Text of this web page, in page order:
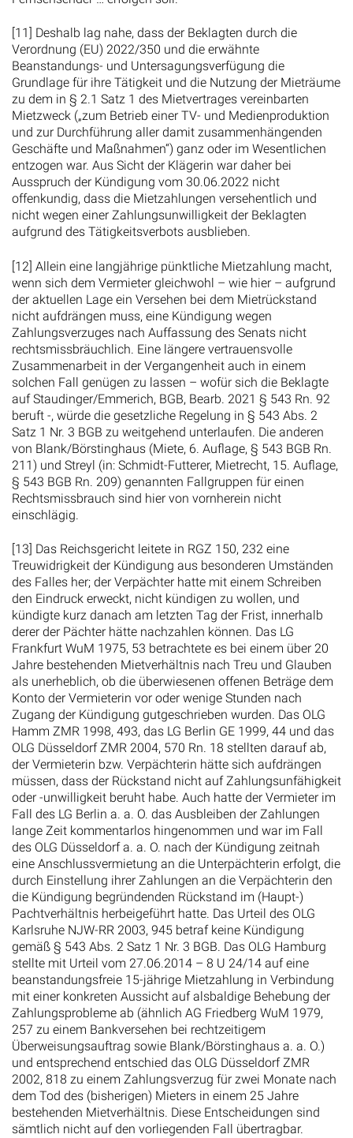
[11] Deshalb lag nahe, dass der Beklagten durch die
Verordnung (EU) 2022/350 und die erwähnte
Beanstandungs- und Untersagungsverfügung die
Grundlage für ihre Tätigkeit und die Nutzung der Mieträume
zu dem in § 2.1 Satz 1 des Mietvertrages vereinbarten
Mietzweck („zum Betrieb einer TV- und Medienproduktion
und zur Durchführung aller damit zusammenhängenden
Geschäfte und Maßnahmen“) ganz oder im Wesentlichen
entzogen war. Aus Sicht der Klägerin war daher bei
Ausspruch der Kündigung vom 30.06.2022 nicht
offenkundig, dass die Mietzahlungen versehentlich und
nicht wegen einer Zahlungsunwilligkeit der Beklagten
aufgrund des Tätigkeitsverbots ausblieben.
[12] Allein eine langjährige pünktliche Mietzahlung macht,
wenn sich dem Vermieter gleichwohl – wie hier – aufgrund
der aktuellen Lage ein Versehen bei dem Mietrückstand
nicht aufdrängen muss, eine Kündigung wegen
Zahlungsverzuges nach Auffassung des Senats nicht
rechtsmissbräuchlich. Eine längere vertrauensvolle
Zusammenarbeit in der Vergangenheit auch in einem
solchen Fall genügen zu lassen – wofür sich die Beklagte
auf Staudinger/Emmerich, BGB, Bearb. 2021 § 543 Rn. 92
beruft -, würde die gesetzliche Regelung in § 543 Abs. 2
Satz 1 Nr. 3 BGB zu weitgehend unterlaufen. Die anderen
von Blank/Börstinghaus (Miete, 6. Auflage, § 543 BGB Rn.
211) und Streyl (in: Schmidt-Futterer, Mietrecht, 15. Auflage,
§ 543 BGB Rn. 209) genannten Fallgruppen für einen
Rechtsmissbrauch sind hier von vornherein nicht
einschlägig.
[13] Das Reichsgericht leitete in RGZ 150, 232 eine
Treuwidrigkeit der Kündigung aus besonderen Umständen
des Falles her; der Verpächter hatte mit einem Schreiben
den Eindruck erweckt, nicht kündigen zu wollen, und
kündigte kurz danach am letzten Tag der Frist, innerhalb
derer der Pächter hätte nachzahlen können. Das LG
Frankfurt WuM 1975, 53 betrachtete es bei einem über 20
Jahre bestehenden Mietverhältnis nach Treu und Glauben
als unerheblich, ob die überwiesenen offenen Beträge dem
Konto der Vermieterin vor oder wenige Stunden nach
Zugang der Kündigung gutgeschrieben wurden. Das OLG
Hamm ZMR 1998, 493, das LG Berlin GE 1999, 44 und das
OLG Düsseldorf ZMR 2004, 570 Rn. 18 stellten darauf ab,
der Vermieterin bzw. Verpächterin hätte sich aufdrängen
müssen, dass der Rückstand nicht auf Zahlungsunfähigkeit
oder -unwilligkeit beruht habe. Auch hatte der Vermieter im
Fall des LG Berlin a. a. O. das Ausbleiben der Zahlungen
lange Zeit kommentarlos hingenommen und war im Fall
des OLG Düsseldorf a. a. O. nach der Kündigung zeitnah
eine Anschlussvermietung an die Unterpächterin erfolgt, die
durch Einstellung ihrer Zahlungen an die Verpächterin den
die Kündigung begründenden Rückstand im (Haupt-)
Pachtverhältnis herbeigeführt hatte. Das Urteil des OLG
Karlsruhe NJW-RR 2003, 945 betraf keine Kündigung
gemäß § 543 Abs. 2 Satz 1 Nr. 3 BGB. Das OLG Hamburg
stellte mit Urteil vom 27.06.2014 – 8 U 24/14 auf eine
beanstandungsfreie 15-jährige Mietzahlung in Verbindung
mit einer konkreten Aussicht auf alsbaldige Behebung der
Zahlungsprobleme ab (ähnlich AG Friedberg WuM 1979,
257 zu einem Bankversehen bei rechtzeitigem
Überweisungsauftrag sowie Blank/Börstinghaus a. a. O.)
und entsprechend entschied das OLG Düsseldorf ZMR
2002, 818 zu einem Zahlungsverzug für zwei Monate nach
dem Tod des (bisherigen) Mieters in einem 25 Jahre
bestehenden Mietverhältnis. Diese Entscheidungen sind
sämtlich nicht auf den vorliegenden Fall übertragbar.